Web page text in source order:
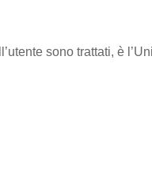
sono trattati, è